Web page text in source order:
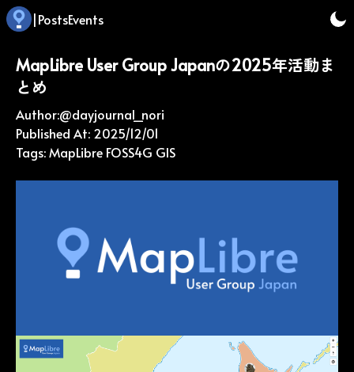
|PostsEvents
MapLibre User Group Japanの2025年活動ま
とめ
Author:@dayjournal_nori
Published At: 2025/12/01
Tags:MapLibre FOSS4G GIS